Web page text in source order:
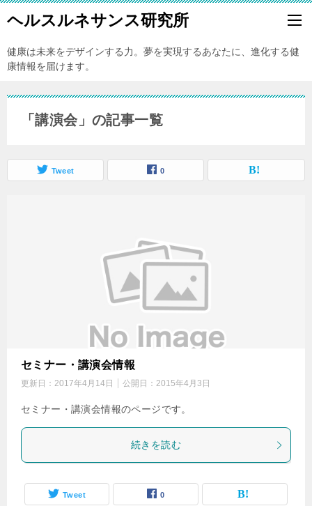
ヘルスルネサンス研究所
健康は未来をデザインする力。夢を実現するあなたに、進化する健
康情報を届けます。
「講演会」の記事一覧
Tweet 0
セミナー・講演会情報
更新日： 2017年4月14日 公開日： 2015年4月3日
セミナー・講演会情報のページです。
続きを読む
Tweet 0